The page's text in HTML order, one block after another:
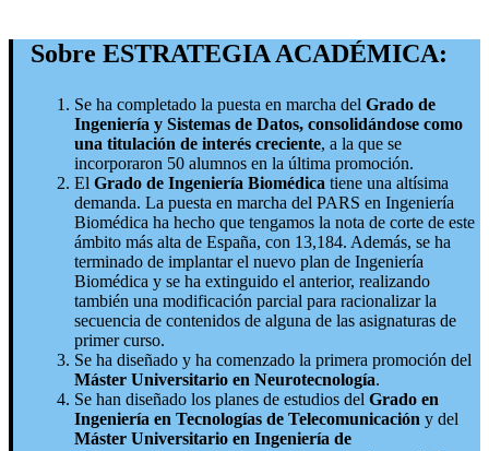
Sobre ESTRATEGIA ACADÉMICA:
Se ha completado la puesta en marcha del Grado de
Ingeniería y Sistemas de Datos, consolidándose como
una titulación de interés creciente, a la que se
incorporaron 50 alumnos en la última promoción.
El Grado de Ingeniería Biomédica tiene una altísima
demanda. La puesta en marcha del PARS en Ingeniería
Biomédica ha hecho que tengamos la nota de corte de este
ámbito más alta de España, con 13,184. Además, se ha
terminado de implantar el nuevo plan de Ingeniería
Biomédica y se ha extinguido el anterior, realizando
también una modificación parcial para racionalizar la
secuencia de contenidos de alguna de las asignaturas de
primer curso.
Se ha diseñado y ha comenzado la primera promoción del
Máster Universitario en Neurotecnología.
Se han diseñado los planes de estudios del Grado en
Ingeniería en Tecnologías de Telecomunicación y del
Máster Universitario en Ingeniería de